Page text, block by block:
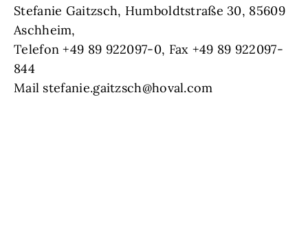
Stefanie Gaitzsch, Humboldtstraße 30, 85609
Aschheim,
Telefon +49 89 922097-0, Fax +49 89 922097-
844
Mail stefanie.gaitzsch@hoval.com